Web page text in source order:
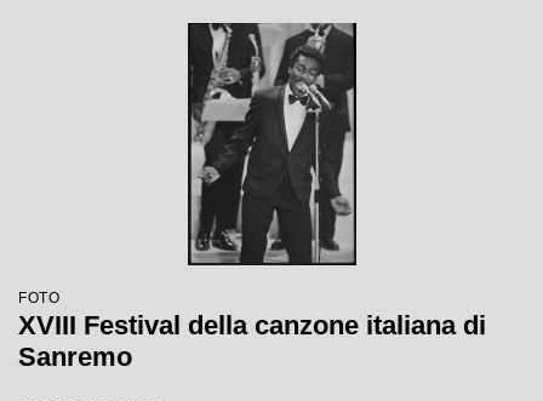
FOTO
XVIII Festival della canzone italiana di
Sanremo